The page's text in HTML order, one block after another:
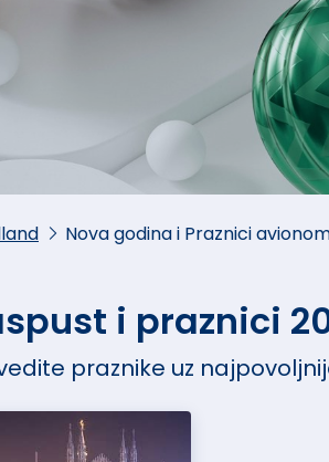
Nova godina i Praznici
i praznici
praznike uz